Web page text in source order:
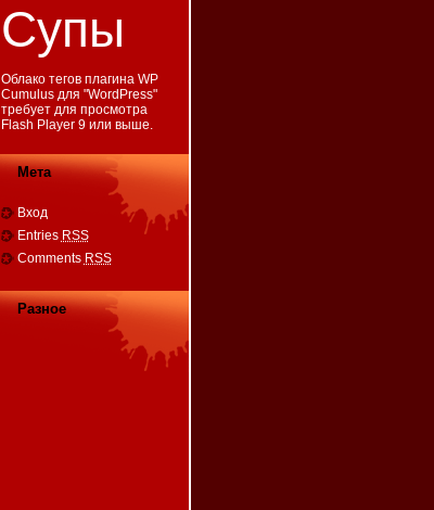
Супы
Облако тегов плагина WP
Cumulus для "WordPress"
требует для просмотра
Flash Player 9 или выше.
Мета
Вход
Entries RSS
Comments RSS
Разное